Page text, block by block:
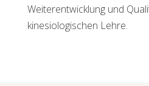
Weiterentwicklung und
kinesiologischen Lehre.